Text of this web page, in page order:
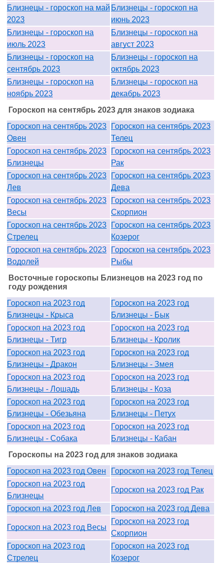
Близнецы - гороскоп на май
2023
Близнецы - гороскоп на
июнь 2023
Близнецы - гороскоп на
июль 2023
Близнецы - гороскоп на
август 2023
Близнецы - гороскоп на
сентябрь 2023
Близнецы - гороскоп на
октябрь 2023
Близнецы - гороскоп на
ноябрь 2023
Близнецы - гороскоп на
декабрь 2023
Гороскоп на сентябрь 2023 для знаков зодиака
Гороскоп на сентябрь 2023
Овен
Гороскоп на сентябрь 2023
Телец
Гороскоп на сентябрь 2023
Близнецы
Гороскоп на сентябрь 2023
Рак
Гороскоп на сентябрь 2023
Лев
Гороскоп на сентябрь 2023
Дева
Гороскоп на сентябрь 2023
Весы
Гороскоп на сентябрь 2023
Скорпион
Гороскоп на сентябрь 2023
Стрелец
Гороскоп на сентябрь 2023
Козерог
Гороскоп на сентябрь 2023
Водолей
Гороскоп на сентябрь 2023
Рыбы
Восточные гороскопы Близнецов на 2023 год по
году рождения
Гороскоп на 2023 год
Близнецы - Крыса
Гороскоп на 2023 год
Близнецы - Бык
Гороскоп на 2023 год
Близнецы - Тигр
Гороскоп на 2023 год
Близнецы - Кролик
Гороскоп на 2023 год
Близнецы - Дракон
Гороскоп на 2023 год
Близнецы - Змея
Гороскоп на 2023 год
Близнецы - Лошадь
Гороскоп на 2023 год
Близнецы - Коза
Гороскоп на 2023 год
Близнецы - Обезьяна
Гороскоп на 2023 год
Близнецы - Петух
Гороскоп на 2023 год
Близнецы - Собака
Гороскоп на 2023 год
Близнецы - Кабан
Гороскопы на 2023 год для знаков зодиака
Гороскоп на 2023 год Овен
Гороскоп на 2023 год Телец
Гороскоп на 2023 год
Близнецы
Гороскоп на 2023 год Рак
Гороскоп на 2023 год Лев Гороскоп на 2023 год Дева
Гороскоп на 2023 год Весы
Гороскоп на 2023 год
Скорпион
Гороскоп на 2023 год
Стрелец
Гороскоп на 2023 год
Козерог